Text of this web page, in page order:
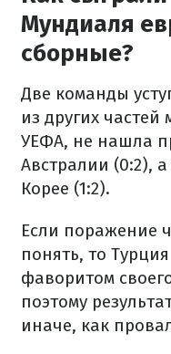
Мундиаля
сборные?
Две команды
из других
УЕФА, не нашла
Австралии (0:2),
Корее (1:2).
Если поражение
понять, то
фаворитом
поэтому
иначе, как